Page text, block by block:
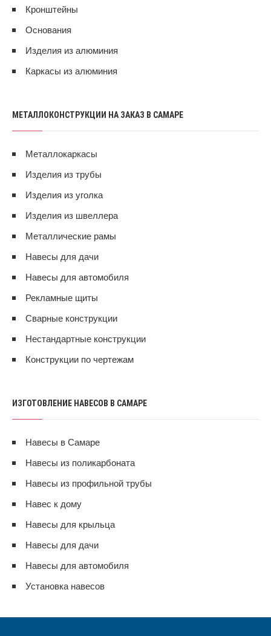
Кронштейны
Основания
Изделия из алюминия
Каркасы из алюминия
МЕТАЛЛОКОНСТРУКЦИИ НА ЗАКАЗ В САМАРЕ
Металлокаркасы
Изделия из трубы
Изделия из уголка
Изделия из швеллера
Металлические рамы
Навесы для дачи
Навесы для автомобиля
Рекламные щиты
Сварные конструкции
Нестандартные конструкции
Конструкции по чертежам
ИЗГОТОВЛЕНИЕ НАВЕСОВ В САМАРЕ
Навесы в Самаре
Навесы из поликарбоната
Навесы из профильной трубы
Навес к дому
Навесы для крыльца
Навесы для дачи
Навесы для автомобиля
Установка навесов